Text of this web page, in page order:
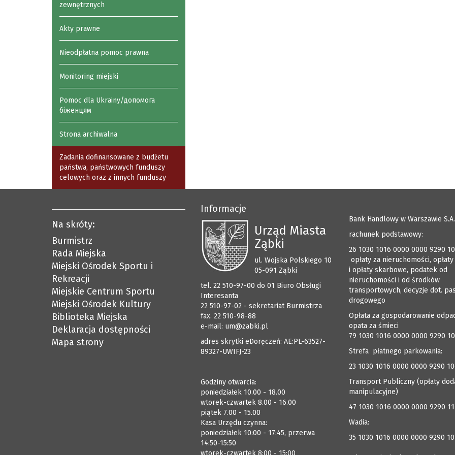
zewnętrznych
Akty prawne
Nieodpłatna pomoc prawna
Monitoring miejski
Pomoc dla Ukrainy/допомога
біженцям
Strona archiwalna
Zadania dofinansowane z budżetu
państwa, państwowych funduszy
celowych oraz z innych funduszy
Na skróty:
Burmistrz
Rada Miejska
Miejski Ośrodek Sportu i
Rekreacji
Miejskie Centrum Sportu
Miejski Ośrodek Kultury
Biblioteka Miejska
Deklaracja dostępności
Mapa strony
Informacje
Urząd Miasta
Ząbki
ul. Wojska Polskiego 10
05-091 Ząbki
tel. 22 510-97-00 do 01 Biuro Obsługi
Interesanta
22 510-97-02 - sekretariat Burmistrza
fax. 22 510-98-88
e-mail: um@zabki.pl
adres skrytki eDoręczeń: AE:PL-63527-
89327-UWIFJ-23
Godziny otwarcia:
poniedziałek 10.00 - 18.00
wtorek-czwartek 8.00 - 16.00
piątek 7.00 - 15.00
Kasa Urzędu czynna:
poniedziałek 10:00 - 17:45, przerwa
14:50-15:50
wtorek-czwartek 8:00 - 15:00
Bank Handlowy w Warszawie S.A.
rachunek podstawowy:
26 1030 1016 0000 0000 9290
opłaty za nieruchomości,
i opłaty skarbowe, podatek od
nieruchomości i od środków
transportowych, decyzje dot.
drogowego
Opłata za gospodarowanie
opata za śmieci
79 1030 1016 0000 0000 9290
Strefa płatnego parkowania:
23 1030 1016 0000 0000 9290
Transport Publiczny (opłaty
manipulacyjne)
47 1030 1016 0000 0000 9290
Wadia:
35 1030 1016 0000 0000 9290